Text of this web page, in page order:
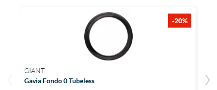
-20%
GIANT
Gavia Fondo 0 Tubeless